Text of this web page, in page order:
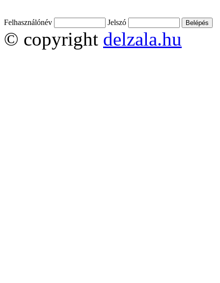
Felhasználónév Jelszó
© copyright delzala.hu